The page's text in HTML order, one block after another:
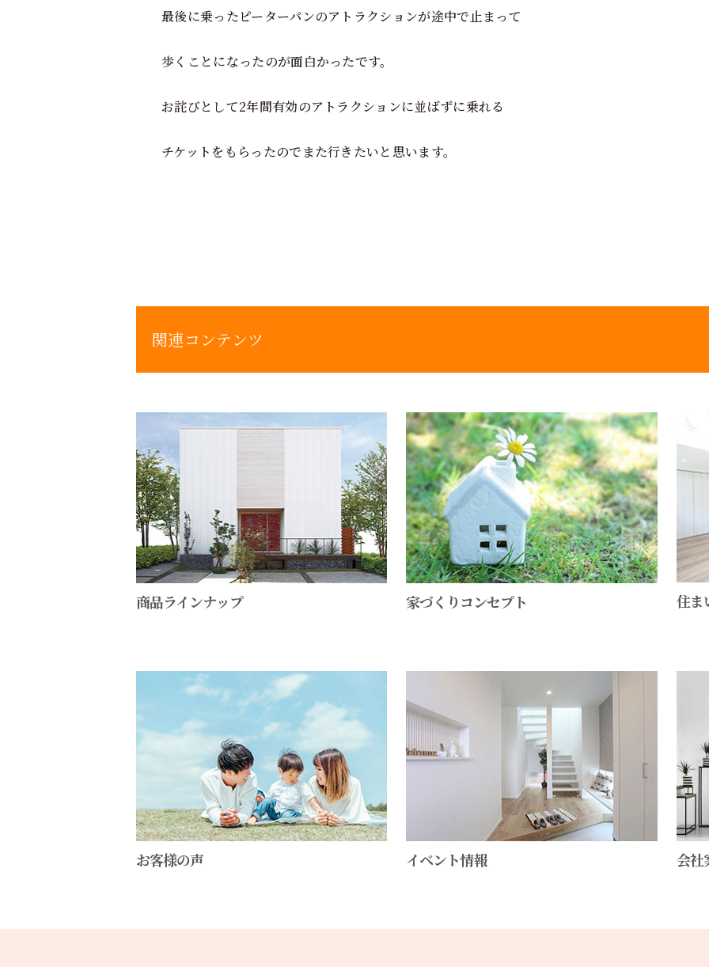
最後に乗ったピーターパンのアトラクションが途中で止まって
歩くことになったのが面白かったです。
お詫びとして2年間有効のアトラクションに並ばずに乗れる
チケットをもらったのでまた行きたいと思います。
関連コンテンツ
商品ラインナップ 家づくりコンセプト 住ま
お客様の声 イベント情報 会社